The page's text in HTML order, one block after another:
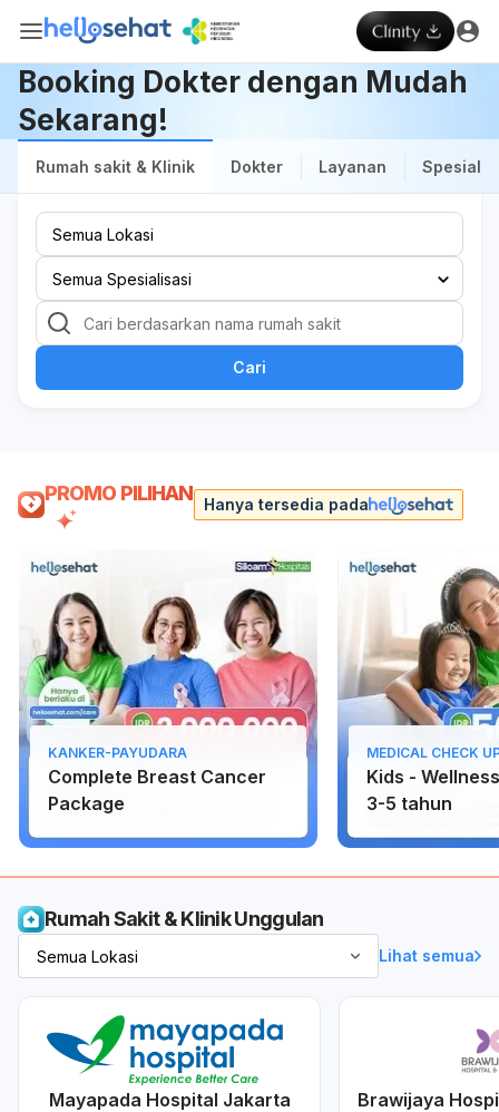
Booking Dokter dengan Mudah
Sekarang!
Rumah sakit & Klinik Dokter Layanan
Cari
PROMO PILIHAN Hanya tersedia pada
KANKER-PAYUDARA
Complete Breast Cancer
Package
MEDICAL CHECK
Kids -
3-5 tahun
Rumah Sakit & Klinik Unggulan
Lihat semua
Mayapada Hospital Jakarta
Brawijaya